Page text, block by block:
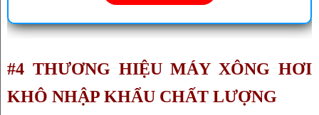
#4 THƯƠNG HIỆU MÁY XÔNG HƠI
KHÔ NHẬP KHẨU CHẤT LƯỢNG